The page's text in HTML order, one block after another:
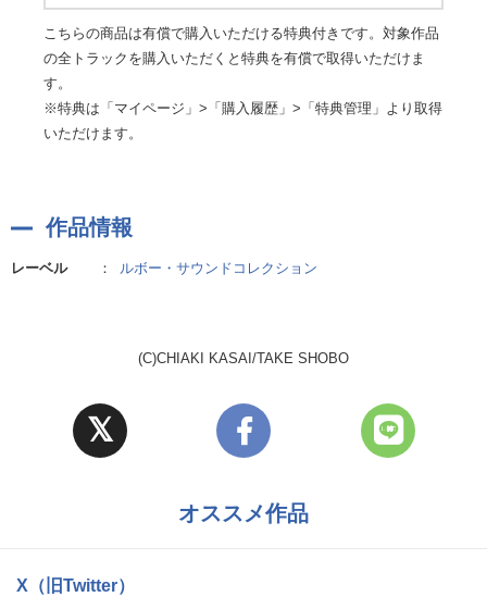
こちらの商品は有償で購入いただける特典付きです。対象作品
の全トラックを購入いただくと特典を有償で取得いただけま
す。
※特典は「マイページ」>「購入履歴」>「特典管理」より取得
いただけます。
作品情報
レーベル ： ルボー・サウンドコレクション
(C)CHIAKI KASAI/TAKE SHOBO
オススメ作品
X（旧Twitter）